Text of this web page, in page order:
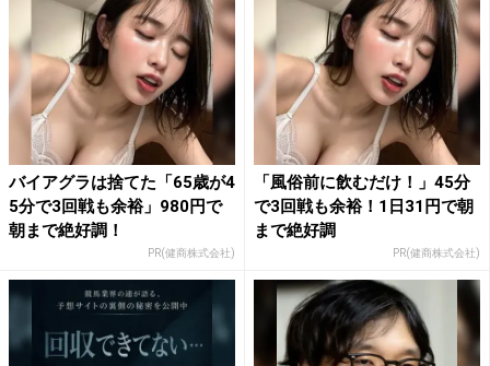
バイアグラは捨てた「65歳が4
5分で3回戦も余裕」980円で
朝まで絶好調！
PR(健商株式会社)
「風俗前に飲むだけ！」45分
で3回戦も余裕！1日31円で朝
まで絶好調
PR(健商株式会社)